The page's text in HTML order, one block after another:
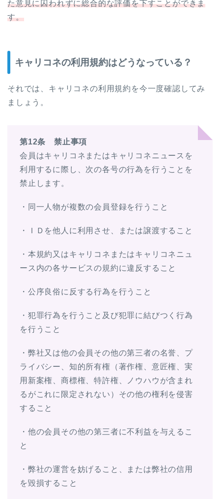
た意見に囚われずに総合的な評価を下すことができま
す。
キャリコネの利用規約はどうなっている？
それでは、キャリコネの利用規約を今一度確認してみ
ましょう。
第12条 禁止事項
会員はキャリコネまたはキャリコネニュースを
利用するに際し、次の各号の行為を行うことを
禁止します。
・同一人物が複数の会員登録を行うこと
・ＩＤを他人に利用させ、または譲渡すること
・本規約又はキャリコネまたはキャリコネニュ
ース内の各サービスの規約に違反すること
・公序良俗に反する行為を行うこと
・犯罪行為を行うこと及び犯罪に結びつく行為
を行うこと
・弊社又は他の会員その他の第三者の名誉、プ
ライバシー、知的所有権（著作権、意匠権、実
用新案権、商標権、特許権、ノウハウが含まれ
るがこれに限定されない）その他の権利を侵害
すること
・他の会員その他の第三者に不利益を与えるこ
と
・弊社の運営を妨げること、または弊社の信用
を毀損すること